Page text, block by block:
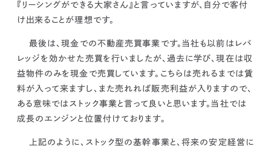
『リーシングができる大家さん』と言っていますが、 自分で客付
け出来ることが理想です。
最後は、現金での不動産売買事業 です。当社も以前はレバ
レッジを効かせた売買を行いましたが、過去に学び、現在は収
益物件のみを現金で売買しています。こちらは 売れるまでは賃
料が入って来ますし、また売れれば販売利益が入りますので、
ある意味ではストック事業と言って良いと思います。当社では
成長のエンジンと位置付けております。
上記のように、ストック型の基幹事業と、将来の安定経営に